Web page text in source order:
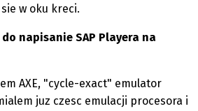
w oku kreci.
napisanie SAP Playera na
AXE, "cycle-exact" emulator
juz czesc emulacji procesora i